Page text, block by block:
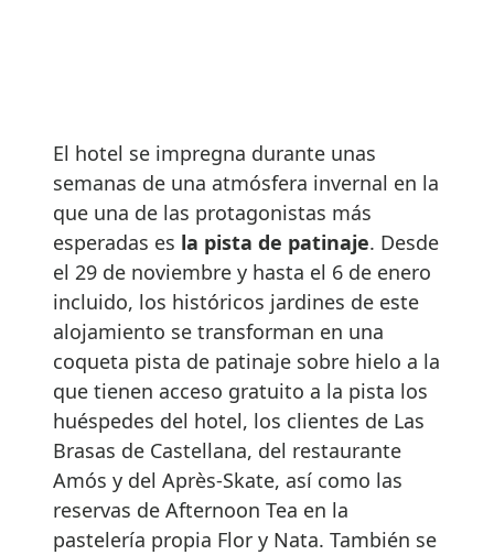
El hotel se impregna durante unas
semanas de una atmósfera invernal en la
que una de las protagonistas más
esperadas es la pista de patinaje. Desde
el 29 de noviembre y hasta el 6 de enero
incluido, los históricos jardines de este
alojamiento se transforman en una
coqueta pista de patinaje sobre hielo a la
que tienen acceso gratuito a la pista los
huéspedes del hotel, los clientes de Las
Brasas de Castellana, del restaurante
Amós y del Après-Skate, así como las
reservas de Afternoon Tea en la
pastelería propia Flor y Nata. También se